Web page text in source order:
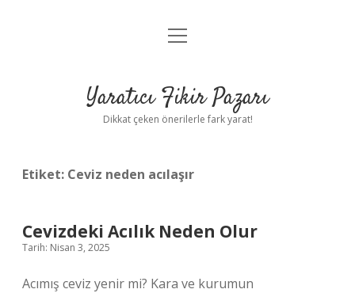
Anasayfa
Yasal Uyarı
menüyü
Yaratıcı Fikir Pazarı
Dikkat çeken önerilerle fark yarat!
Etiket: Ceviz neden acılaşır
Cevizdeki Acılık Neden Olur
Tarih: Nisan 3, 2025
Acımış ceviz yenir mi? Kara ve kurumun